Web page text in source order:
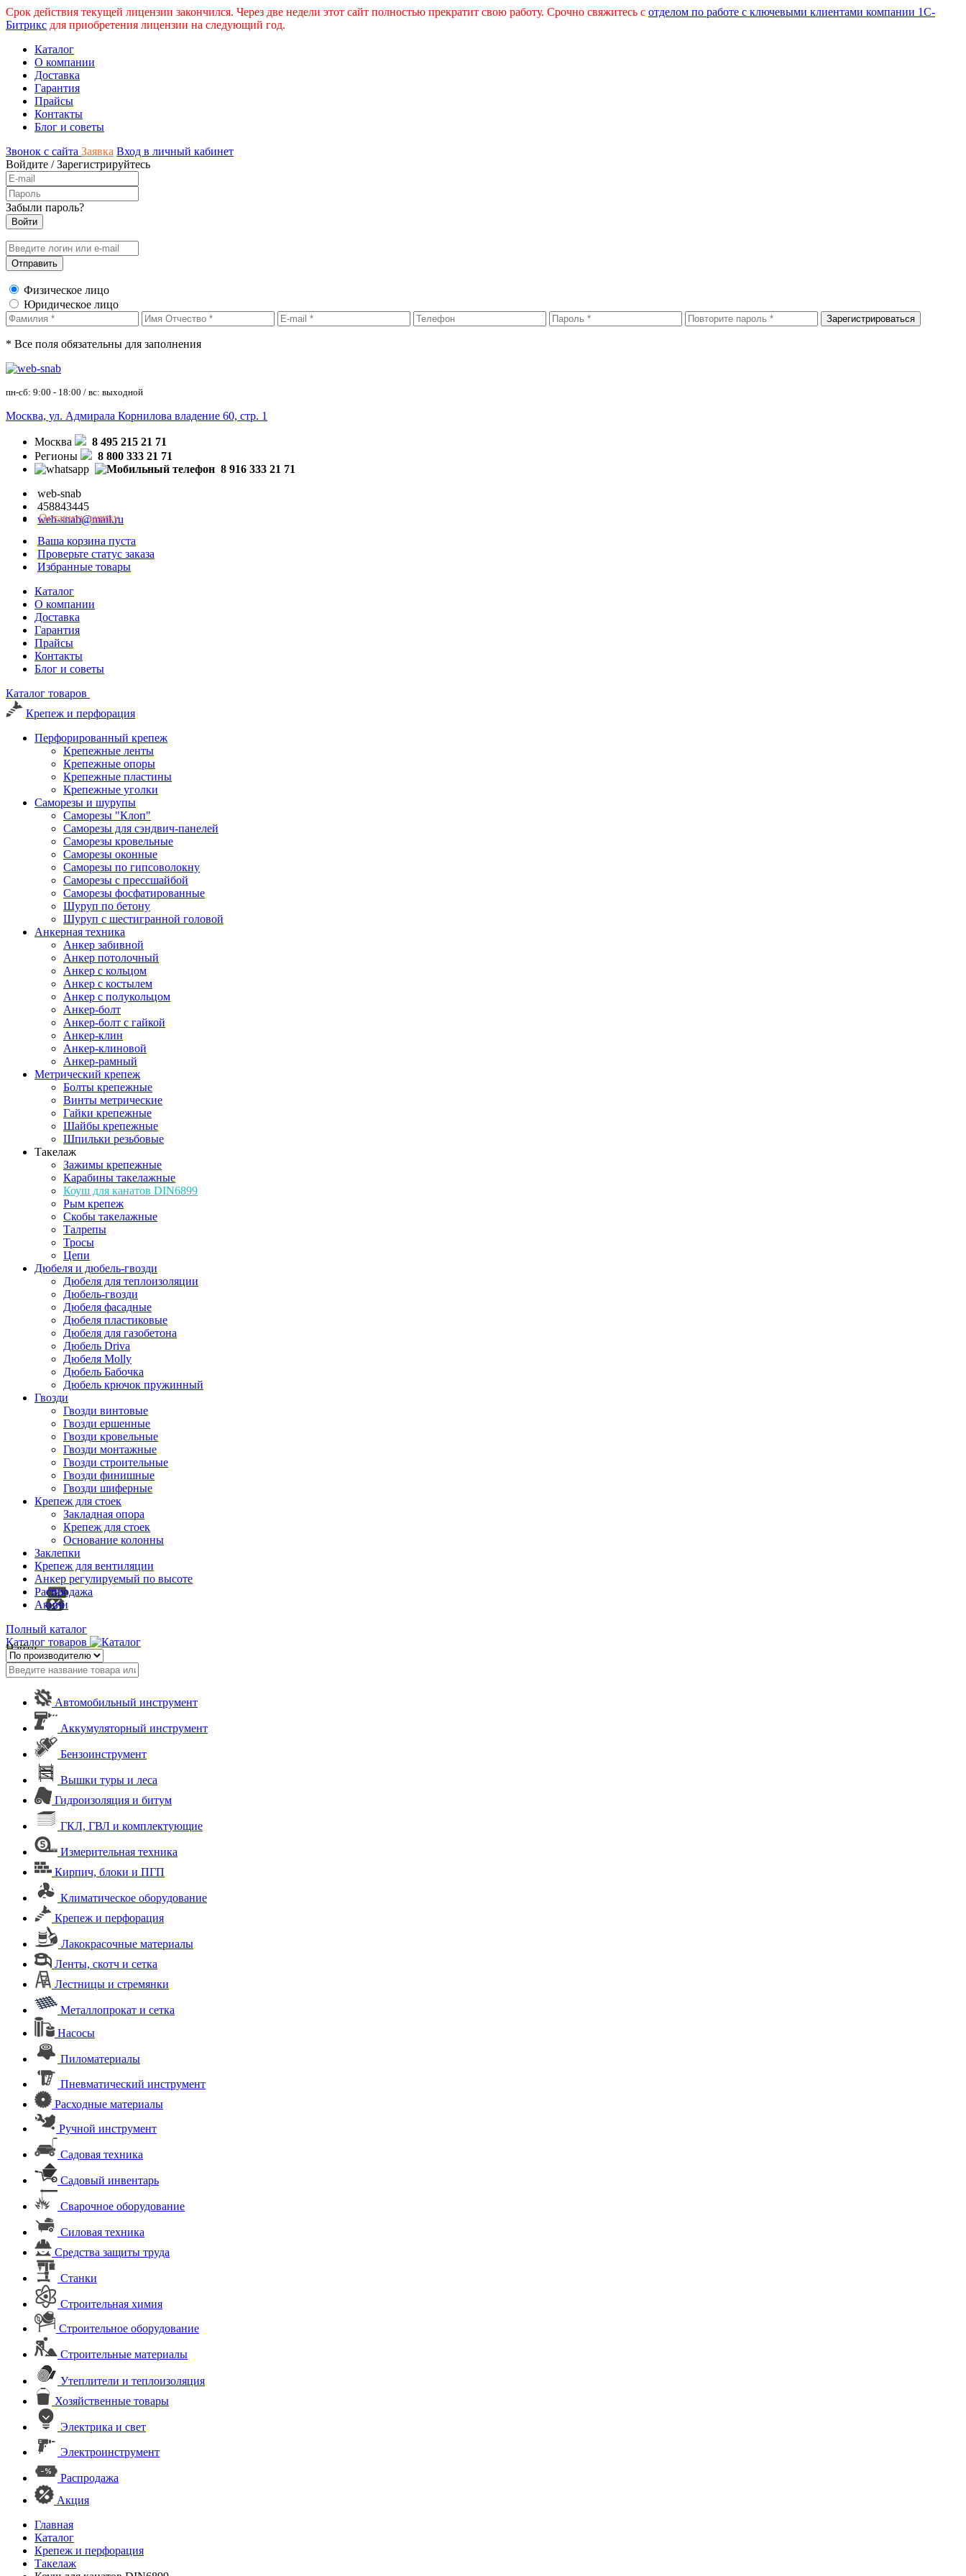
Срок действия текущей лицензии закончился. Через две недели этот сайт полностью прекратит свою работу. Срочно свяжитесь с отделом по работе с ключевыми клиентами компании 1С-
Битрикс для приобретения лицензии на следующий год.
Каталог
О компании
Доставка
Гарантия
Прайсы
Контакты
Блог и советы
Звонок с сайта Заявка Вход в личный кабинет
Войдите /Зарегистрируйтесь
Забыли пароль?
Физическое лицо
Юридическое лицо
* Все поля обязательны для заполнения
пн-сб: 9:00 - 18:00 / вс: выходной
Москва, ул. Адмирала Корнилова владение 60, стр. 1
Москва
8 495 215 21 71
Регионы
8 800 333 21 71
8 916 333 21 71
web-snab
458843445
web-snab@mail.ru
Оставить заявку
Ваша корзина пуста
Проверьте статус заказа
Избранные товары
Каталог
О компании
Доставка
Гарантия
Прайсы
Контакты
Блог и советы
Каталог товаров
Крепеж и перфорация
Перфорированный крепеж
Крепежные ленты
Крепежные опоры
Крепежные пластины
Крепежные уголки
Саморезы и шурупы
Саморезы "Клоп"
Саморезы для сэндвич-панелей
Саморезы кровельные
Саморезы оконные
Саморезы по гипсоволокну
Саморезы с прессшайбой
Саморезы фосфатированные
Шуруп по бетону
Шуруп с шестигранной головой
Анкерная техника
Анкер забивной
Анкер потолочный
Анкер с кольцом
Анкер с костылем
Анкер с полукольцом
Анкер-болт
Анкер-болт с гайкой
Анкер-клин
Анкер-клиновой
Анкер-рамный
Метрический крепеж
Болты крепежные
Винты метрические
Гайки крепежные
Шайбы крепежные
Шпильки резьбовые
Такелаж
Зажимы крепежные
Карабины такелажные
Коуш для канатов DIN6899
Рым крепеж
Скобы такелажные
Талрепы
Тросы
Цепи
Дюбеля и дюбель-гвозди
Дюбеля для теплоизоляции
Дюбель-гвозди
Дюбеля фасадные
Дюбеля пластиковые
Дюбеля для газобетона
Дюбель Driva
Дюбеля Molly
Дюбель Бабочка
Дюбель крючок пружинный
Гвозди
Гвозди винтовые
Гвозди ершенные
Гвозди кровельные
Гвозди монтажные
Гвозди строительные
Гвозди финишные
Гвозди шиферные
Крепеж для стоек
Закладная опора
Крепеж для стоек
Основание колонны
Заклепки
Крепеж для вентиляции
Анкер регулируемый по высоте
Распродажа
Акции
Полный каталог
Каталог товаров
Найти
Автомобильный инструмент
Аккумуляторный инструмент
Бензоинструмент
Вышки туры и леса
Гидроизоляция и битум
ГКЛ, ГВЛ и комплектующие
Измерительная техника
Кирпич, блоки и ПГП
Климатическое оборудование
Крепеж и перфорация
Лакокрасочные материалы
Ленты, скотч и сетка
Лестницы и стремянки
Металлопрокат и сетка
Насосы
Пиломатериалы
Пневматический инструмент
Расходные материалы
Ручной инструмент
Садовая техника
Садовый инвентарь
Сварочное оборудование
Силовая техника
Средства защиты труда
Станки
Строительная химия
Строительное оборудование
Строительные материалы
Утеплители и теплоизоляция
Хозяйственные товары
Электрика и свет
Электроинструмент
Распродажа
Акция
Главная
Каталог
Крепеж и перфорация
Такелаж